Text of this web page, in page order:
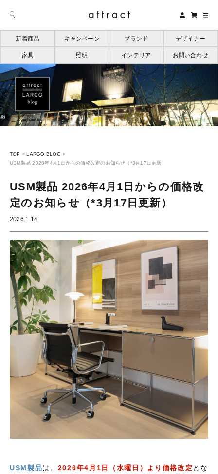
新着商品 キャンペーン ブランド デザイナー
家具 照明 インテリア お問い合わせ
TOP > LARGO BLOG >
USM製品 2026年4月1日からの価格改定のお知らせ（*3月17日更新）
USM製品 2026年4月1日からの価格改
定のお知らせ（*3月17日更新）
2026.1.14
USM製品は、 2026年4月1日（水曜日）より価格改定 とな